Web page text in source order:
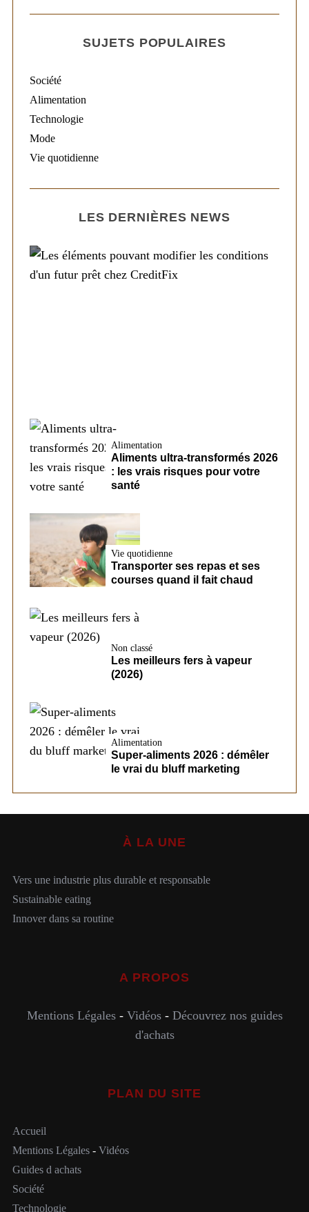
SUJETS POPULAIRES
Société
Alimentation
Technologie
Mode
Vie quotidienne
LES DERNIÈRES NEWS
Alimentation
Aliments ultra-transformés 2026
: les vrais risques pour votre
santé
Vie quotidienne
Transporter ses repas et ses
courses quand il fait chaud
Non classé
Les meilleurs fers à vapeur
(2026)
Alimentation
Super-aliments 2026 : démêler
le vrai du bluff marketing
À LA UNE
Vers une industrie plus durable et responsable
Sustainable eating
Innover dans sa routine
A PROPOS
Mentions Légales- Vidéos- Découvrez nos guides
d'achats
PLAN DU SITE
Accueil
Mentions Légales- Vidéos
Guides d achats
Société
Technologie